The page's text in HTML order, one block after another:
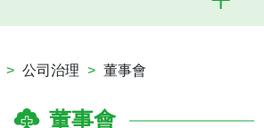
公司治理 董事會
董事會